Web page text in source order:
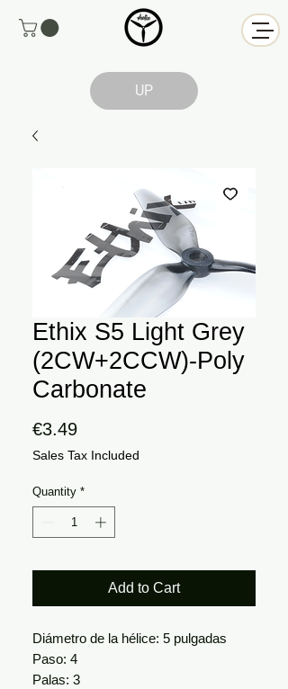
UP
Ethix S5 Light Grey
(2CW+2CCW)-Poly
Carbonate
€3.49Price
Sales Tax Included
Quantity *
Add to Cart
Diámetro de la hélice: 5 pulgadas
Paso: 4
Palas: 3